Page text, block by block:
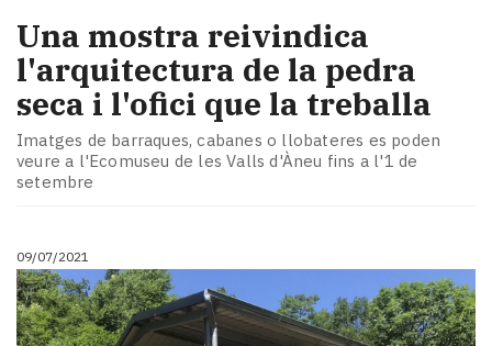
Una mostra reivindica
l'arquitectura de la pedra
seca i l'ofici que la treballa
Imatges de barraques, cabanes o llobateres es poden
veure a l'Ecomuseu de les Valls d'Àneu fins a l'1 de
setembre
09/07/2021